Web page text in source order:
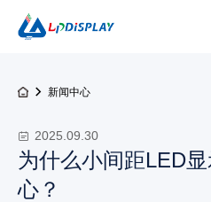
新闻中心
2025.09.30
为什么小间距LED
心？